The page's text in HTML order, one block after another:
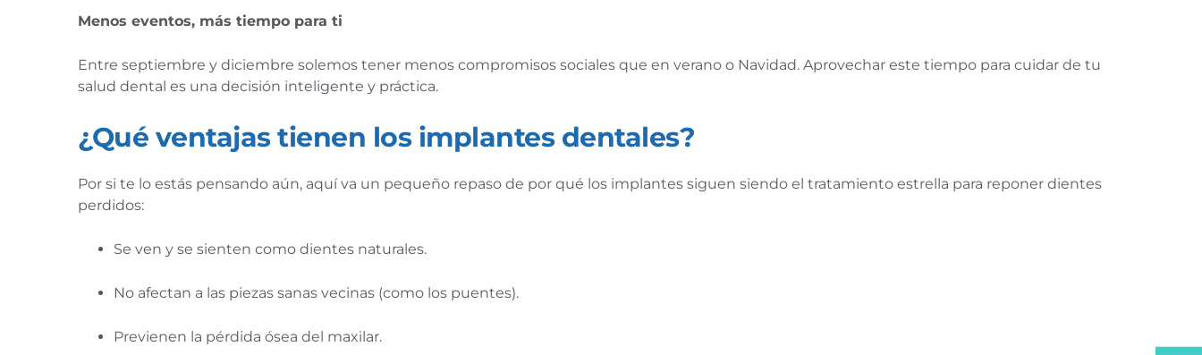
Menos eventos, más tiempo para ti
Entre septiembre y diciembre solemos tener menos compromisos sociales que en verano o Navidad. Aprovechar este tiempo para cuidar de tu
salud dental es una decisión inteligente y práctica.
¿Qué ventajas tienen los implantes dentales?
Por si te lo estás pensando aún, aquí va un pequeño repaso de por qué los implantes siguen siendo el tratamiento estrella para reponer dientes
perdidos:
Se ven y se sienten como dientes naturales.
No afectan a las piezas sanas vecinas (como los puentes).
Previenen la pérdida ósea del maxilar.